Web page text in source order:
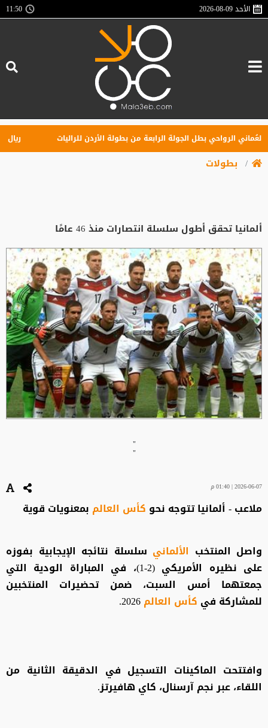
الأحد2026-08-09
11:50
الرواحي بطل الجولة الرابعة من بطولة الأردن للراليات ريال
بطولات
ألمانيا تحقق أطول سلسلة انتصارات منذ 46 عامًا
"
"
2026-06-07 | 01:40 م
ملاعب - ألمانيا تتوجه نحو كأس العالم بمعنويات قوية
واصل المنتخب الألماني سلسلة نتائجه الإيجابية بفوزه
على نظيره الأمريكي (2-1)، في المباراة الودية التي
جمعتهما أمس السبت، ضمن تحضيرات المنتخبين
للمشاركة في كأس العالم2026.
وافتتحت الماكينات التسجيل في الدقيقة الثانية من
اللقاء، عبر نجم آرسنال، كاي هافيرتز.